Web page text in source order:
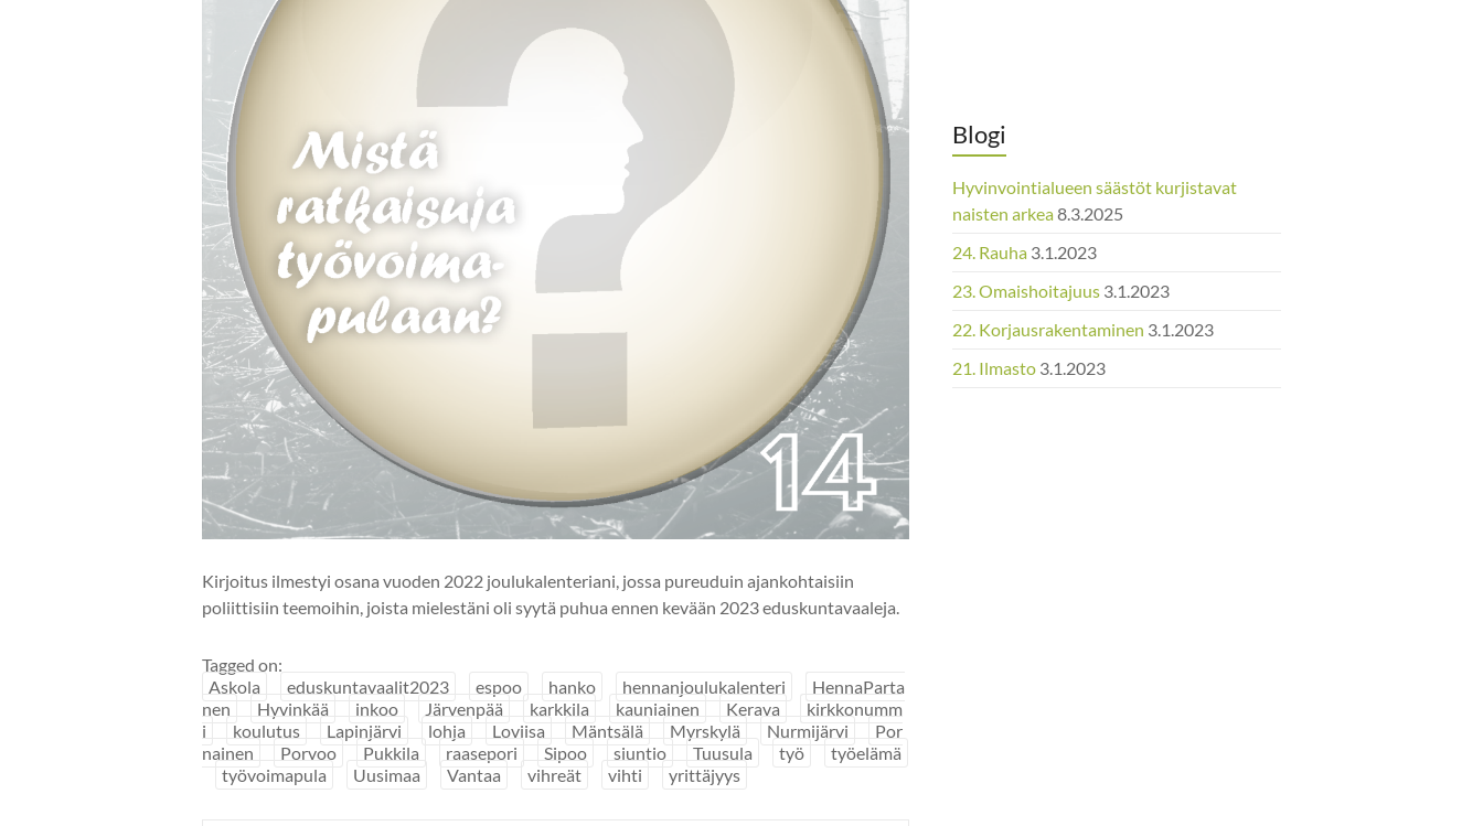
Kirjoitus ilmestyi osana vuoden 2022 joulukalenteriani, jossa pureuduin ajankohtaisiin
poliittisiin teemoihin, joista mielestäni oli syytä puhua ennen kevään 2023 eduskuntavaaleja.
Tagged on:
Askola
eduskuntavaalit2023 espoo hanko hennanjoulukalenteri
HennaParta
nen
Hyvinkää inkoo Järvenpää karkkila kauniainen Kerava
kirkkonumm
i
koulutus Lapinjärvi lohja Loviisa Mäntsälä Myrskylä Nurmijärvi
Por
nainen
Porvoo Pukkila raasepori Sipoo siuntio Tuusula työ
työelämä
työvoimapula
Uusimaa Vantaa vihreät vihti yrittäjyys
Blogi
Hyvinvointialueen säästöt kurjistavat
naisten arkea8.3.2025
24. Rauha 3.1.2023
23. Omaishoitajuus 3.1.2023
22. Korjausrakentaminen 3.1.2023
21. Ilmasto 3.1.2023